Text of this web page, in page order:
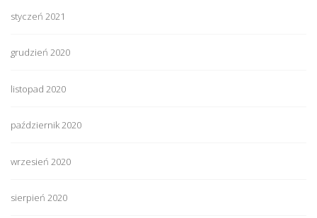
styczeń 2021
grudzień 2020
listopad 2020
październik 2020
wrzesień 2020
sierpień 2020